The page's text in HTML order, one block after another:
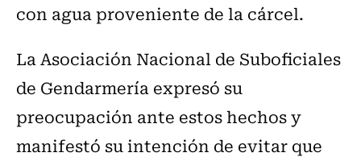
con agua proveniente de la cárcel.
La Asociación Nacional de Suboficiales
de Gendarmería expresó su
preocupación ante estos hechos y
manifestó su intención de evitar que